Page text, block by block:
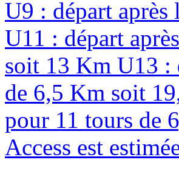
U9 : départ
U11 : départ
soit 13 Km U13 :
de 6,5 Km soit
pour 11 tours de
Access est